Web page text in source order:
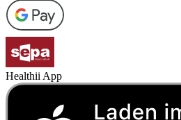
Healthii App